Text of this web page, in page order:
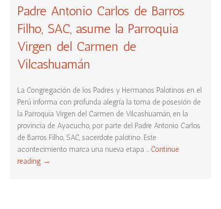
Padre Antonio Carlos de Barros
Filho, SAC, asume la Parroquia
Virgen del Carmen de
Vilcashuamán
La Congregación de los Padres y Hermanos Palotinos en el
Perú informa con profunda alegría la toma de posesión de
la Parroquia Virgen del Carmen de Vilcashuamán, en la
provincia de Ayacucho, por parte del Padre Antonio Carlos
de Barros Filho, SAC, sacerdote palotino. Este
acontecimiento marca una nueva etapa … Continue
reading →